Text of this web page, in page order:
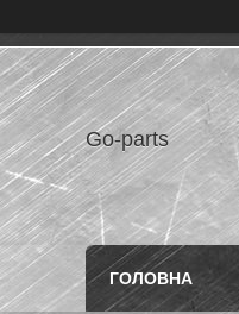
Go-parts
ГОЛОВНА